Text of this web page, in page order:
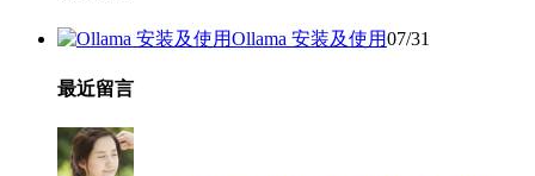
Ollama 安装及使用07/31
最近留言